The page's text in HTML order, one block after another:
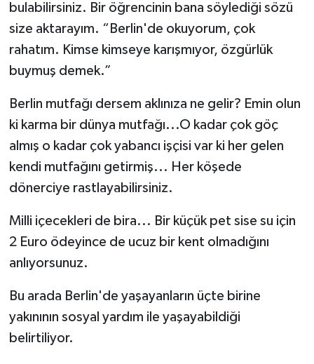
bulabilirsiniz. Bir öğrencinin bana söylediği sözü
size aktarayım. “Berlin'de okuyorum, çok
rahatım. Kimse kimseye karışmıyor, özgürlük
buymuş demek.”
Berlin mutfağı dersem aklınıza ne gelir? Emin olun
ki karma bir dünya mutfağı...O kadar çok göç
almış o kadar çok yabancı işçisi var ki her gelen
kendi mutfağını getirmiş... Her köşede
dönerciye rastlayabilirsiniz.
Milli içecekleri de bira... Bir küçük pet sise su için
2 Euro ödeyince de ucuz bir kent olmadığını
anlıyorsunuz.
Bu arada Berlin'de yaşayanların üçte birine
yakınının sosyal yardım ile yaşayabildiği
belirtiliyor.